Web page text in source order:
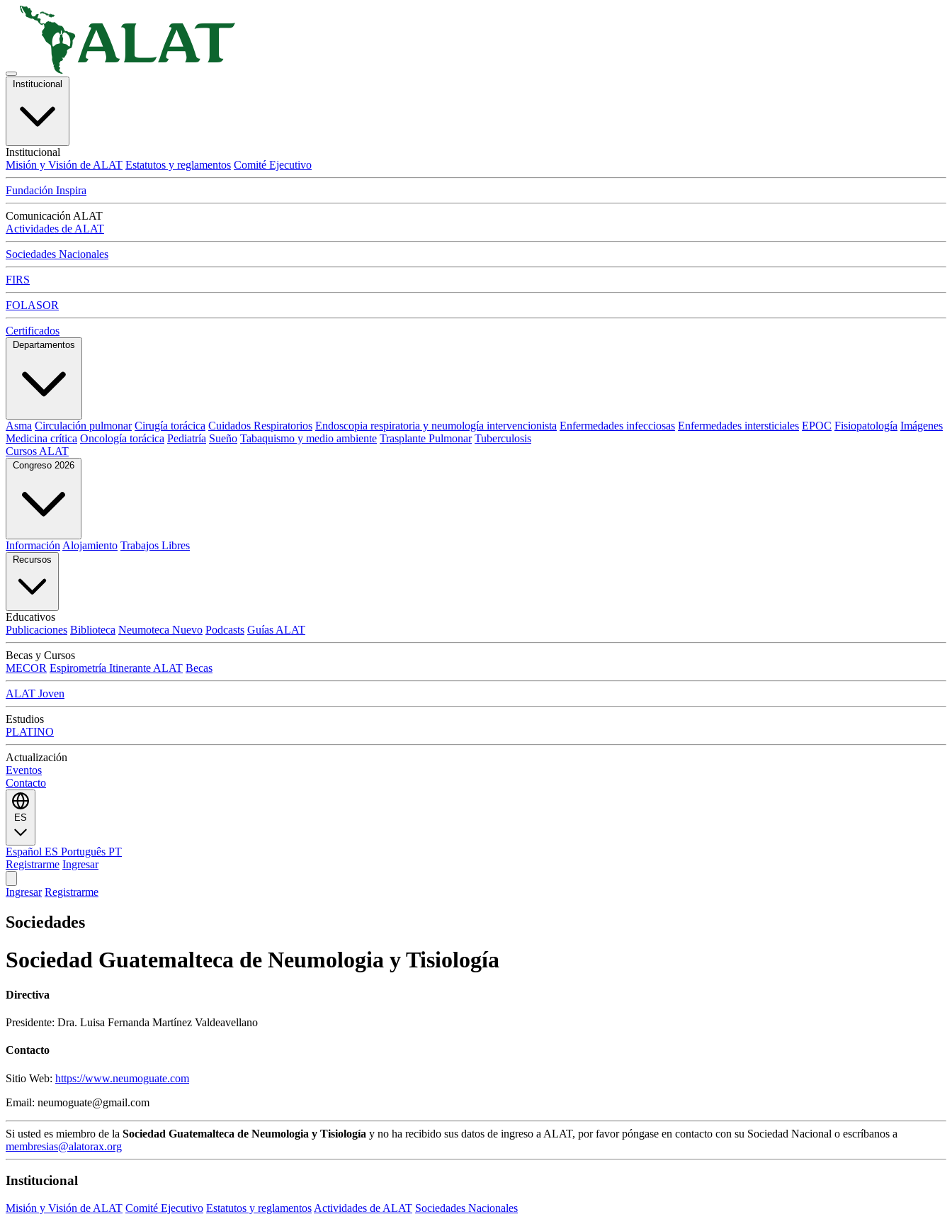
Institucional
Institucional
Misión y Visión de ALAT Estatutos y reglamentos Comité Ejecutivo
Fundación Inspira
Comunicación ALAT
Actividades de ALAT
Sociedades Nacionales
FIRS
FOLASOR
Certificados
Departamentos
Asma Circulación pulmonar Cirugía torácica Cuidados Respiratorios Endoscopia respiratoria y neumología intervencionista Enfermedades infecciosas Enfermedades intersticiales EPOC Fisiopatología Imágenes
Medicina crítica Oncología torácica Pediatría Sueño Tabaquismo y medio ambiente Trasplante Pulmonar Tuberculosis
Cursos ALAT
Congreso 2026
Información Alojamiento Trabajos Libres
Recursos
Educativos
Publicaciones Biblioteca Neumoteca Nuevo Podcasts Guías ALAT
Becas y Cursos
MECOR Espirometría Itinerante ALAT Becas
ALAT Joven
Estudios
PLATINO
Actualización
Eventos
Contacto
ES
Español ES Português PT
Registrarme Ingresar
Ingresar Registrarme
Sociedades
Sociedad Guatemalteca de Neumologia y Tisiología
Directiva
Presidente: Dra. Luisa Fernanda Martínez Valdeavellano
Contacto
Sitio Web: https://www.neumoguate.com
Email: neumoguate@gmail.com
Si usted es miembro de la Sociedad Guatemalteca de Neumologia y Tisiología y no ha recibido sus datos de ingreso a ALAT, por favor póngase en contacto con su Sociedad Nacional o escríbanos a
membresias@alatorax.org
Institucional
Misión y Visión de ALAT Comité Ejecutivo Estatutos y reglamentos Actividades de ALAT Sociedades Nacionales